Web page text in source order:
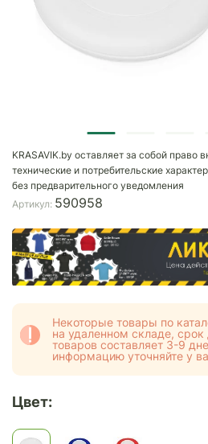
KRASAVIK.by оставляет за собой право
технические и потребительские
без предварительного уведомления
Артикул: 590958
Некоторые товары по
на удаленном складе, срок
товаров составляет 3-9
информацию уточняйте у
Цвет: